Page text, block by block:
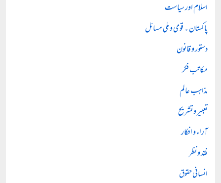
اسلام اور سیاست
پاکستان ۔ قومی و ملی مسائل
دستور و قانون
مکاتب فکر
مذاہب عالم
تعبیر و تشریح
آراء و افکار
نقد و نظر
انسانی حقوق